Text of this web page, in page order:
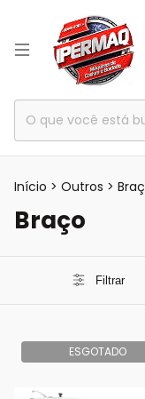
Início > Outros >
Braço
Filtrar
ESGOTADO